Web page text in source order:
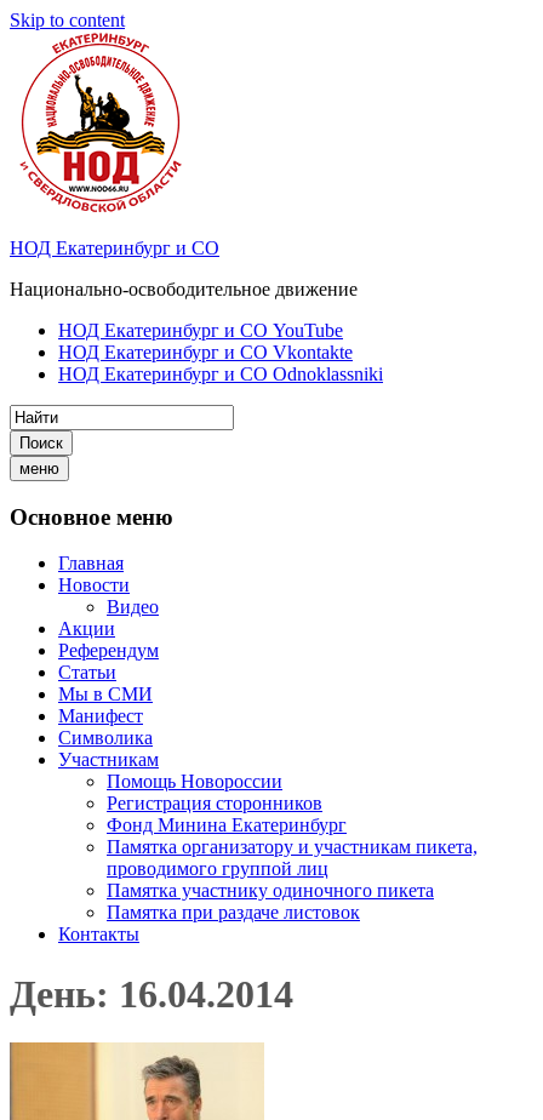
Skip to content
НОД Екатеринбург и СО
Национально-освободительное движение
НОД Екатеринбург и СО YouTube
НОД Екатеринбург и СО Vkontakte
НОД Екатеринбург и СО Odnoklassniki
Поиск
меню
Основное меню
Главная
Новости
Видео
Акции
Референдум
Статьи
Мы в СМИ
Манифест
Символика
Участникам
Помощь Новороссии
Регистрация сторонников
Фонд Минина Екатеринбург
Памятка организатору и участникам пикета,
проводимого группой лиц
Памятка участнику одиночного пикета
Памятка при раздаче листовок
Контакты
День: 16.04.2014